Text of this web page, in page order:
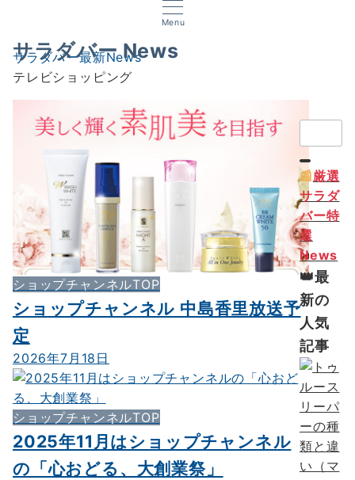
Menu
サラダバー News
サラダバー最新News
テレビショッピング
ショップチャンネルTOP
ショップチャンネル 中島香里放送予
定
2026年7月18日
ショップチャンネルTOP
2025年11月はショップチャンネル
の「心おどる、大創業祭」
索：
📰厳選
サラダ
バー特
選
News
👑最
新の
人気
記事